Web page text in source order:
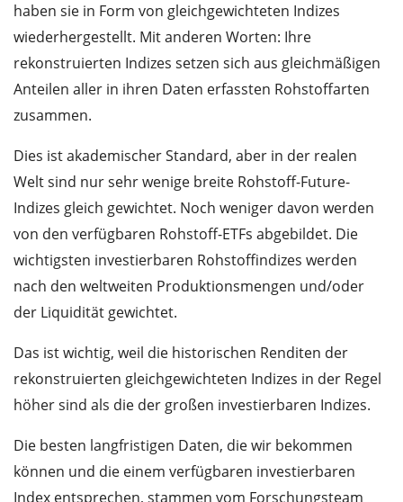
haben sie in Form von gleichgewichteten Indizes
wiederhergestellt. Mit anderen Worten: Ihre
rekonstruierten Indizes setzen sich aus gleichmäßigen
Anteilen aller in ihren Daten erfassten Rohstoffarten
zusammen.
Dies ist akademischer Standard, aber in der realen
Welt sind nur sehr wenige breite Rohstoff-Future-
Indizes gleich gewichtet. Noch weniger davon werden
von den verfügbaren Rohstoff-ETFs abgebildet. Die
wichtigsten investierbaren Rohstoffindizes werden
nach den weltweiten Produktionsmengen und/oder
der Liquidität gewichtet.
Das ist wichtig, weil die historischen Renditen der
rekonstruierten gleichgewichteten Indizes in der Regel
höher sind als die der großen investierbaren Indizes.
Die besten langfristigen Daten, die wir bekommen
können und die einem verfügbaren investierbaren
Index entsprechen, stammen vom Forschungsteam